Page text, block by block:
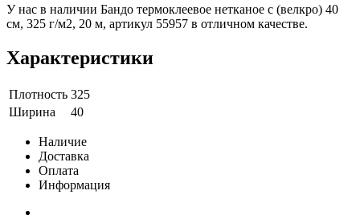
У нас в наличии Бандо термоклеевое нетканое с (велкро) 40
см, 325 г/м2, 20 м, артикул 55957 в отличном качестве.
Характеристики
Плотность 325
Ширина
40
Наличие
Доставка
Оплата
Информация